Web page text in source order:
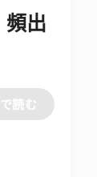
頻出
読む